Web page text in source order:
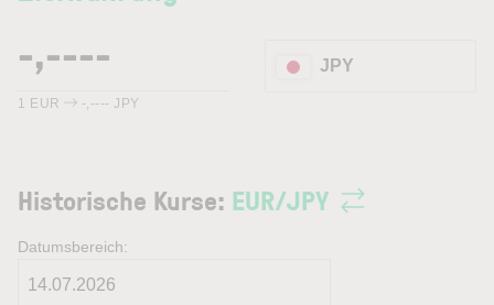
JPY
1 EUR -,---- JPY
Historische Kurse: EUR/JPY
Datumsbereich: